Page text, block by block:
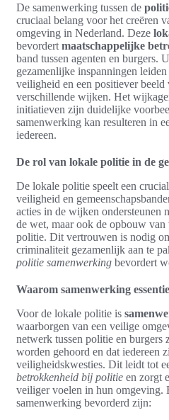
De samenwerking tussen de
cruciaal belang voor het creëren
omgeving in Nederland. Deze
bevordert maatschappelijke
band tussen agenten en burgers.
gezamenlijke inspanningen
veiligheid en een positiever
verschillende wijken. Het
initiatieven zijn duidelijke
samenwerking kan resulteren in
iedereen.
De rol van lokale politie in de
De lokale politie speelt een
veiligheid en
acties in de wijken ondersteunen
de wet, maar ook de opbouw van
politie. Dit vertrouwen is nodig
criminaliteit gezamenlijk aan te
politie samenwerking bevordert
Waarom samenwerking
Voor de lokale politie is
waarborgen van een veilige
netwerk tussen politie en burgers
worden gehoord en dat iedereen
veiligheidskwesties. Dit leidt tot
betrokkenheid bij politie en zorgt
veiliger voelen in hun omgeving.
samenwerking bevorderd zijn: